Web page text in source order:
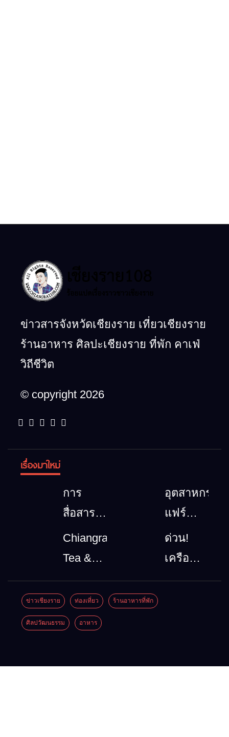
ข่าวสารจังหวัดเชียงราย เที่ยวเชียงราย
ร้านอาหาร ศิลปะเชียงราย ที่พัก คาเฟ่
วิถีชีวิต
© copyright 2026
เรื่องมาใหม่
การ
สื่อสาร
โทรคมนาคม
กรณีภัย
เชียงราย
เมื่อ
สัญญาณ
อุตสาหกรรม
แฟร์
ล้านนา
ตะวัน
Chiangrai
Tea &
Coffee
Festival
2026
ด่วน!
เครือ
ข่ายลุ่ม
ข่าวเชียงราย ท่องเที่ยว ร้านอาหารที่พัก
ศิลปวัฒนธรรม อาหาร